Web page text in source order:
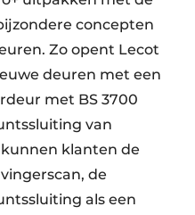
concepten
Zo opent Lecot
deuren met een
met BS 3700
van
kunnen klanten de
de
als een